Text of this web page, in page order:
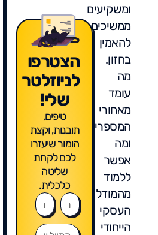
ומשקיעים
ממשיכים
להאמין
בחזון.
מה
עומד
מאחורי
המספרים?
ומה
אפשר
ללמוד
מהמודל
העסקי
הייחודי
הצטרפו
לניוזלטר
שלי!
טיפים,
תובנות, וקצת
הומור שיעזרו
לכם לקחת
שליטה
כלכלית.